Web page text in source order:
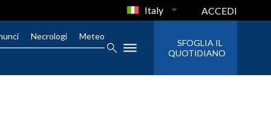
Italy ACCEDI
Necrologi Meteo
SFOGLIA IL
QUOTIDIANO